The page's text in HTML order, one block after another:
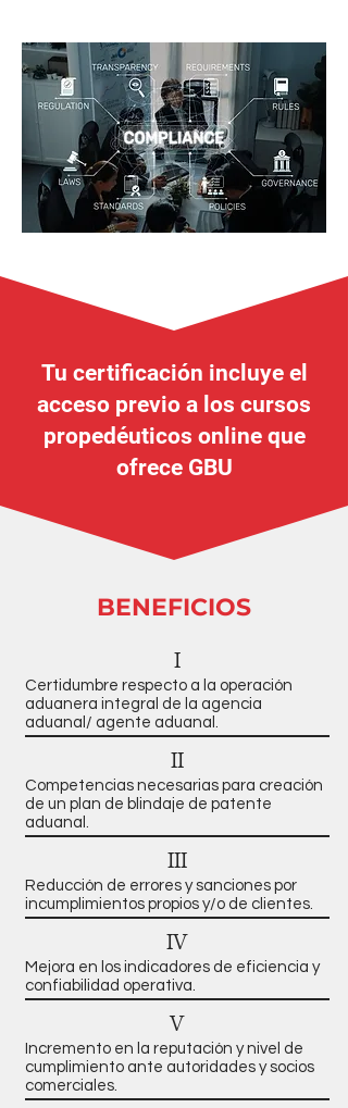
Tu certificación incluye el
acceso previo a los cursos
propedéuticos online que
ofrece GBU
BENEFICIOS
I
Certidumbre respecto a la operación
aduanera integral de la agencia
aduanal/ agente aduanal.
II
Competencias necesarias para creación
de un plan de blindaje de patente
aduanal.
III
Reducción de errores y sanciones por
incumplimientos propios y/o de clientes.
IV
Mejora en los indicadores de eficiencia y
confiabilidad operativa.
V
Incremento en la reputación y nivel de
cumplimiento ante autoridades y socios
comerciales.